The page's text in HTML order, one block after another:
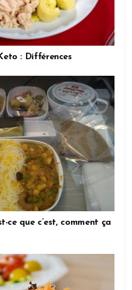
: Différences
ce que c’est, comment ça